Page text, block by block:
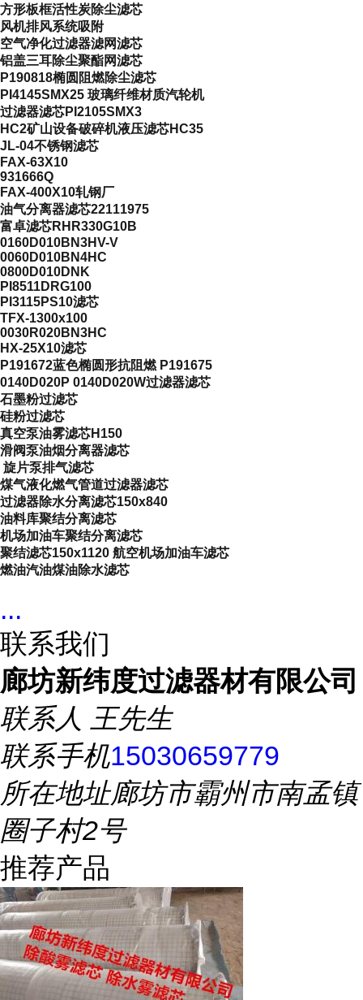
方形板框活性炭除尘滤芯
风机排风系统吸附
空气净化过滤器滤网滤芯
铝盖三耳除尘聚酯网滤芯
P190818椭圆阻燃除尘滤芯
PI4145SMX25 玻璃纤维材质汽轮机
过滤器滤芯PI2105SMX3
HC2矿山设备破碎机液压滤芯HC35
JL-04不锈钢滤芯
FAX-63X10
931666Q
FAX-400X10轧钢厂
油气分离器滤芯22111975
富卓滤芯RHR330G10B
0160D010BN3HV-V
0060D010BN4HC
0800D010DNK
PI8511DRG100
PI3115PS10滤芯
TFX-1300x100
0030R020BN3HC
HX-25X10滤芯
P191672蓝色椭圆形抗阻燃 P191675
0140D020P 0140D020W过滤器滤芯
石墨粉过滤芯
硅粉过滤芯
真空泵油雾滤芯H150
滑阀泵油烟分离器滤芯
旋片泵排气滤芯
煤气液化燃气管道过滤器滤芯
过滤器除水分离滤芯150x840
油料库聚结分离滤芯
机场加油车聚结分离滤芯
聚结滤芯150x1120 航空机场加油车滤芯
燃油汽油煤油除水滤芯
...
联系我们
廊坊新纬度过滤器材有限公司
联系人 王先生
联系手机15030659779
所在地址廊坊市霸州市南孟镇
圈子村2号
推荐产品